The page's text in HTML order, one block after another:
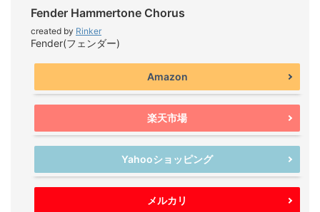
Fender Hammertone Chorus
created by Rinker
Fender(フェンダー)
Amazon
楽天市場
Yahooショッピング
メルカリ